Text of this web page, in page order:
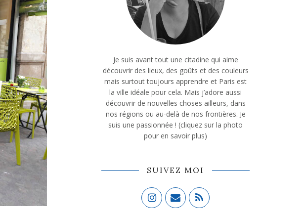
Je suis avant tout une citadine qui aime
découvrir des lieux, des goûts et des couleurs
mais surtout toujours apprendre et Paris est
la ville idéale pour cela. Mais j’adore aussi
découvrir de nouvelles choses ailleurs, dans
nos régions ou au-delà de nos frontières. Je
suis une passionnée ! (cliquez sur la photo
pour en savoir plus)
SUIVEZ MOI